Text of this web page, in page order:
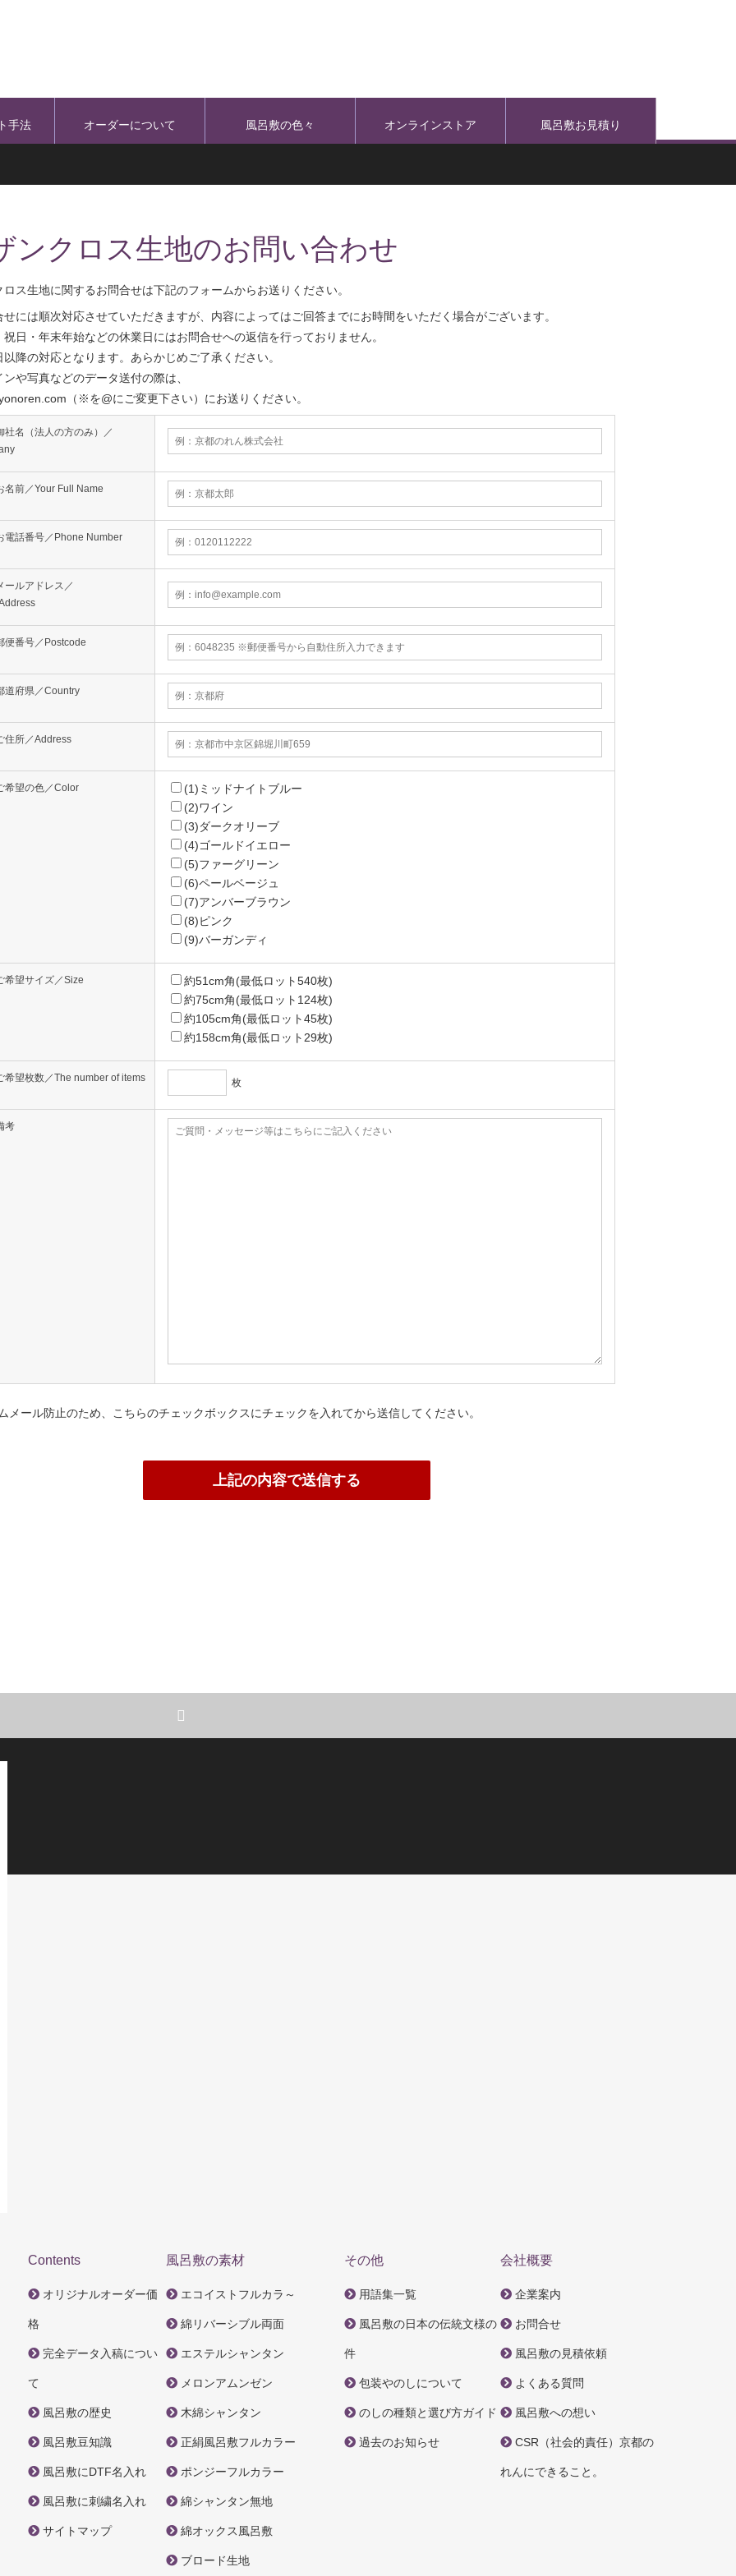
手法 オーダーについて 風呂敷の色々 オンラインストア 風呂敷お見積り
ンクロス生地のお問い合わせ
ロス生地に関するお問合せは下記のフォームからお送りください。
には順次対応させていただきますが、内容によってはご回答までにお時間をいただく場合がございます。
日・年末年始などの休業日にはお問合せへの返信を行っておりません。
以降の対応となります。あらかじめご了承ください。
や写真などのデータ送付の際は、
（※を@にご変更下さい）にお送りください。
社名（法人の方のみ）／
名前／Your Full Name
電話番号／Phone Number
ールアドレス／
便番号／Postcode
道府県／Country
住所／Address
希望の色／Color
(1)ミッドナイトブルー
(2)ワイン
(3)ダークオリーブ
(4)ゴールドイエロー
(5)ファーグリーン
(6)ペールベージュ
(7)アンバーブラウン
(8)ピンク
(9)バーガンディ
希望サイズ／Size
約51cm角(最低ロット540枚)
約75cm角(最低ロット124枚)
約105cm角(最低ロット45枚)
約158cm角(最低ロット29枚)
希望枚数／The number of items 枚
考
メール防止のため、こちらのチェックボックスにチェックを入れてから送信してください。
Contents
オリジナルオーダー価
格
完全データ入稿につい
て
風呂敷の歴史
風呂敷豆知識
風呂敷にDTF名入れ
風呂敷に刺繍名入れ
サイトマップ
風呂敷の素材
エコイストフルカラ～
綿リバーシブル両面
エステルシャンタン
メロンアムンゼン
木綿シャンタン
正絹風呂敷フルカラー
ポンジーフルカラー
綿シャンタン無地
綿オックス風呂敷
ブロード生地
その他
用語集一覧
風呂敷の日本の伝統文様の
件
包装やのしについて
のしの種類と選び方ガイド
過去のお知らせ
会社概要
企業案内
お問合せ
風呂敷の見積依頼
よくある質問
風呂敷への想い
CSR（社会的責任）京都の
れんにできること。